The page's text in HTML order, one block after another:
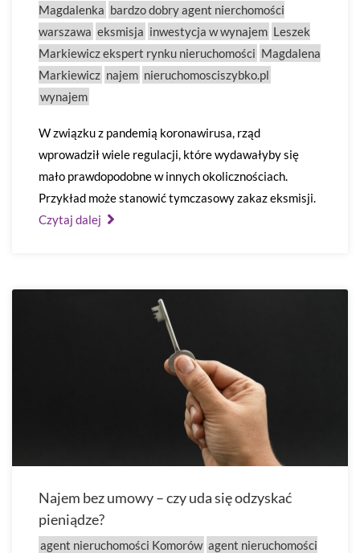
Magdalenka bardzo dobry agent nierchomości
warszawa eksmisja inwestycja w wynajem Leszek
Markiewicz ekspert rynku nieruchomości Magdalena
Markiewicz najem nieruchomosciszybko.pl
wynajem
W związku z pandemią koronawirusa, rząd
wprowadził wiele regulacji, które wydawałyby się
mało prawdopodobne w innych okolicznościach.
Przykład może stanowić tymczasowy zakaz eksmisji.
Czytaj dalej
Najem bez umowy – czy uda się odzyskać
pieniądze?
agent nieruchomości Komorów agent nieruchomości